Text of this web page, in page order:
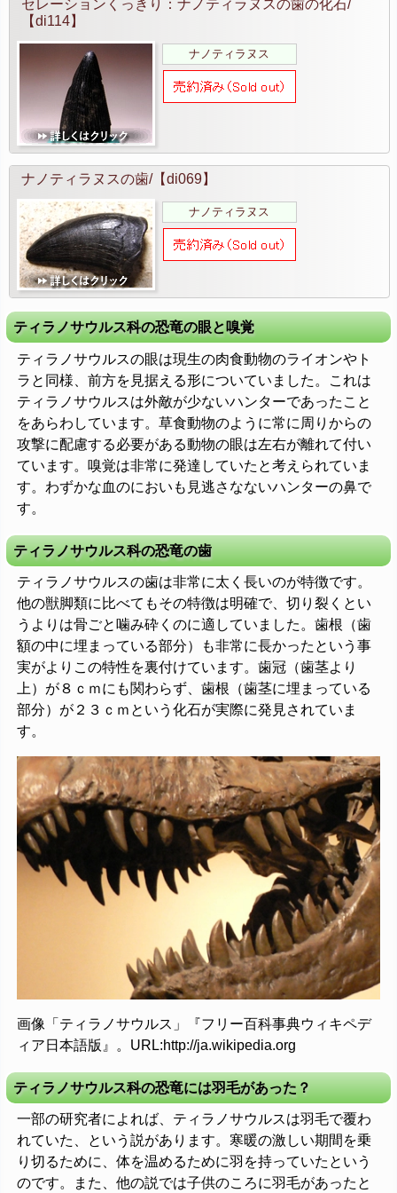
セレーションくっきり：ナノティラヌスの歯の化石/
【di114】
ナノティラヌス
ナノティラヌスの歯/【di069】
ナノティラヌス
ティラノサウルス科の恐竜の眼と嗅覚
ティラノサウルスの眼は現生の肉食動物のライオンやト
ラと同様、前方を見据える形についていました。これは
ティラノサウルスは外敵が少ないハンターであったこと
をあらわしています。草食動物のように常に周りからの
攻撃に配慮する必要がある動物の眼は左右が離れて付い
ています。嗅覚は非常に発達していたと考えられていま
す。わずかな血のにおいも見逃さなないハンターの鼻で
す。
ティラノサウルス科の恐竜の歯
ティラノサウルスの歯は非常に太く長いのが特徴です。
他の獣脚類に比べてもその特徴は明確で、切り裂くとい
うよりは骨ごと噛み砕くのに適していました。歯根（歯
額の中に埋まっている部分）も非常に長かったという事
実がよりこの特性を裏付けています。歯冠（歯茎より
上）が８ｃｍにも関わらず、歯根（歯茎に埋まっている
部分）が２３ｃｍという化石が実際に発見されていま
す。
画像「ティラノサウルス」『フリー百科事典ウィキペデ
ィア日本語版』。URL:http://ja.wikipedia.org
ティラノサウルス科の恐竜には羽毛があった？
一部の研究者によれば、ティラノサウルスは羽毛で覆わ
れていた、という説があります。寒暖の激しい期間を乗
り切るために、体を温めるために羽を持っていたという
のです。また、他の説では子供のころに羽毛があったと